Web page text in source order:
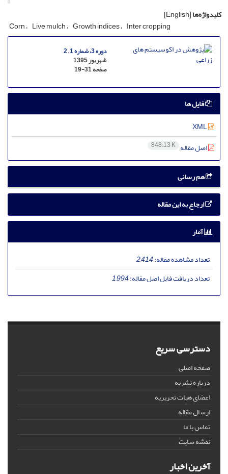
کلیدواژه‌ها[English]
Corn Live mulch Growth indices Inter cropping
دوره 3، شماره 1 , 2
شهریور 1395
صفحه19-31
فایل ها
اصل مقاله 848.13 K
هم رسانی
ارجاع به این مقاله
آمار
تعداد مشاهده مقاله:2,414
تعداد دریافت فایل اصل مقاله:1,994
دسترسی سریع
صفحه اصلی
درباره نشریه
اعضای هیات تحریریه
ارسال مقاله
تماس با ما
نقشه سایت
آخرین اخبار